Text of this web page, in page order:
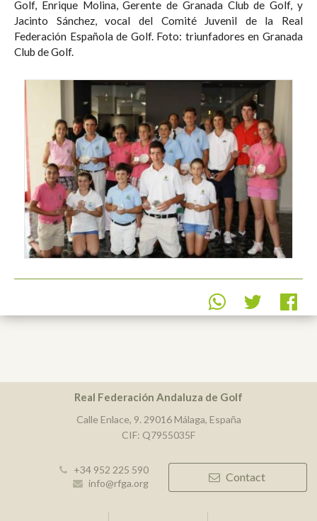
Golf, Enrique Molina, Gerente de Granada Club de Golf, y
Jacinto Sánchez, vocal del Comité Juvenil de la Real
Federación Española de Golf. Foto: triunfadores en Granada
Club de Golf.
Real Federación Andaluza de Golf
Calle Enlace, 9. 29016 Málaga, España
CIF: Q7955035F
+34 952 225 590
info@rfga.org
Contact